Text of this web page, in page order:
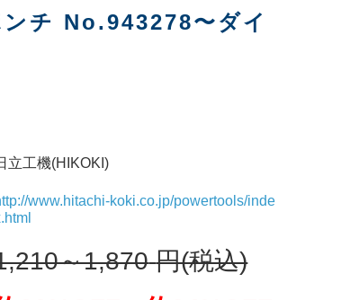
チ No.943278〜ダイ
立工機(HIKOKI)
www.hitachi-koki.co.jp/powertools/inde
～1,870 円(税込)